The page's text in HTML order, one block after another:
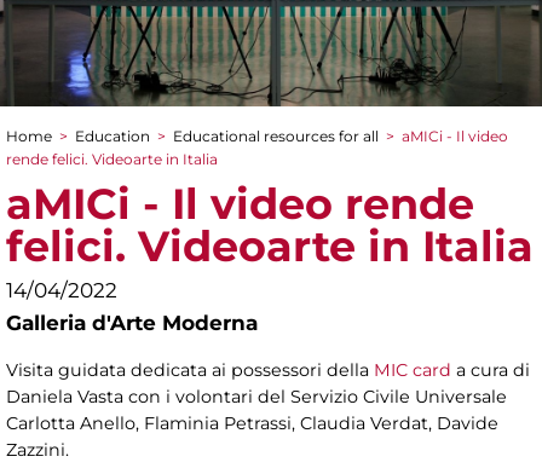
You are here
Home > Education > Educational resources for all > aMICi - Il video
rende felici. Videoarte in Italia
aMICi - Il video rende
felici. Videoarte in Italia
14/04/2022
Galleria d'Arte Moderna
Visita guidata dedicata ai possessori della MIC card a cura di
Daniela Vasta con i volontari del Servizio Civile Universale
Carlotta Anello, Flaminia Petrassi, Claudia Verdat, Davide
Zazzini.